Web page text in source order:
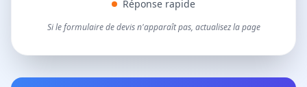
Réponse rapide
Si le formulaire de devis n'apparaît pas, actualisez la page